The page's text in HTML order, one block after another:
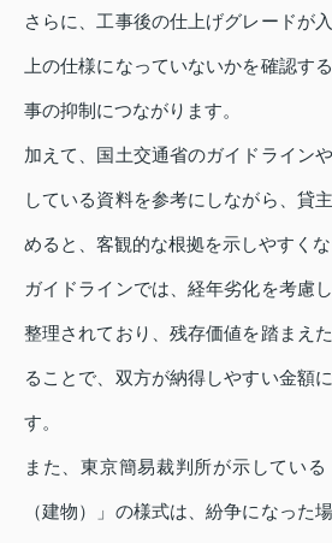
さらに、工事後の仕上げグレードが
上の仕様になっていないかを確認す
事の抑制につながります。
加えて、国土交通省のガイドライン
している資料を参考にしながら、貸
めると、客観的な根拠を示しやすくな
ガイドラインでは、経年劣化を考慮
整理されており、残存価値を踏まえ
ることで、双方が納得しやすい金額
す。
また、東京簡易裁判所が示してい
（建物）」の様式は、紛争になった